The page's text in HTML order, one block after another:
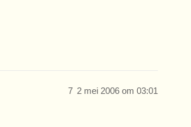
2 mei 2006 om 03:01
7